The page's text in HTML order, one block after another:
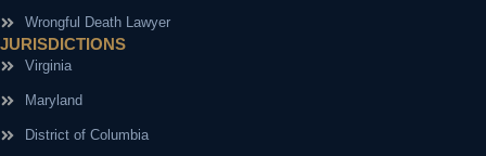
Wrongful Death Lawyer
JURISDICTIONS
Virginia
Maryland
District of Columbia